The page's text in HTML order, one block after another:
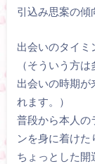
引込み思案の傾
出会いのタイミ
（そういう方
出会いの時期が
れます。）
普段から本人の
ンを身に着けた
ちょっとした開